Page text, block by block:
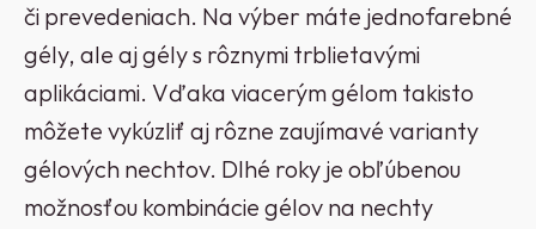
či prevedeniach. Na výber máte jednofarebné
gély, ale aj gély s rôznymi trblietavými
aplikáciami. Vďaka viacerým gélom takisto
môžete vykúzliť aj rôzne zaujímavé varianty
gélových nechtov. Dlhé roky je obľúbenou
možnosťou kombinácie gélov na nechty